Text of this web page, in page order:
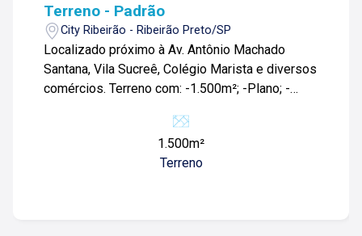
Terreno - Padrão
City Ribeirão - Ribeirão Preto/SP
Localizado próximo à Av. Antônio Machado
Santana, Vila Sucreê, Colégio Marista e diversos
comércios. Terreno com: -1.500m²; -Plano; -
agendar visita, entre em contato. Lago é
Relacionamento! Esta é a nossa missão, nosso
propósito e o verdadeiro sentido de tudo que
1.500m²
Terreno